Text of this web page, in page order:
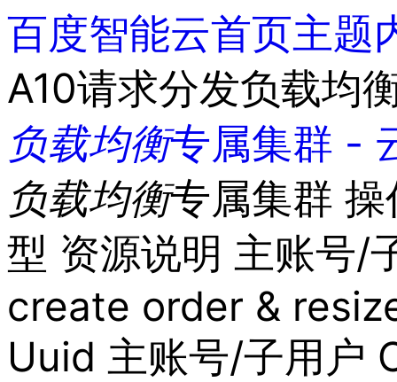
最
新
活
动
产
解
决
案
千
社
区
原
生
应
用
百度智能云首页主题
A10请求分发负载均
负载均衡专属集群 -
负载均衡专属集群
型 资源说明 主账号
create order &
Uuid 主账号/子用户